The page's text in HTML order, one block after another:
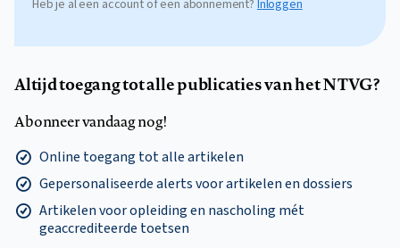
Heb je al een account of een abonnement?Inloggen
Altijd toegang tot alle publicaties van het NTVG?
Abonneer vandaag nog!
Online toegang tot alle artikelen
Gepersonaliseerde alerts voor artikelen en dossiers
Artikelen voor opleiding en nascholing mét
geaccrediteerde toetsen